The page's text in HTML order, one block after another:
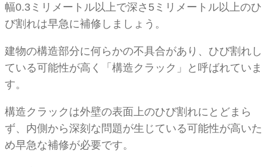
幅0.3ミリメートル以上で深さ5ミリメートル以上のひ
び割れは早急に補修しましょう。
建物の構造部分に何らかの不具合があり、ひび割れし
ている可能性が高く「構造クラック」と呼ばれていま
す。
構造クラックは外壁の表面上のひび割れにとどまら
ず、内側から深刻な問題が生じている可能性が高いた
め早急な補修が必要です。